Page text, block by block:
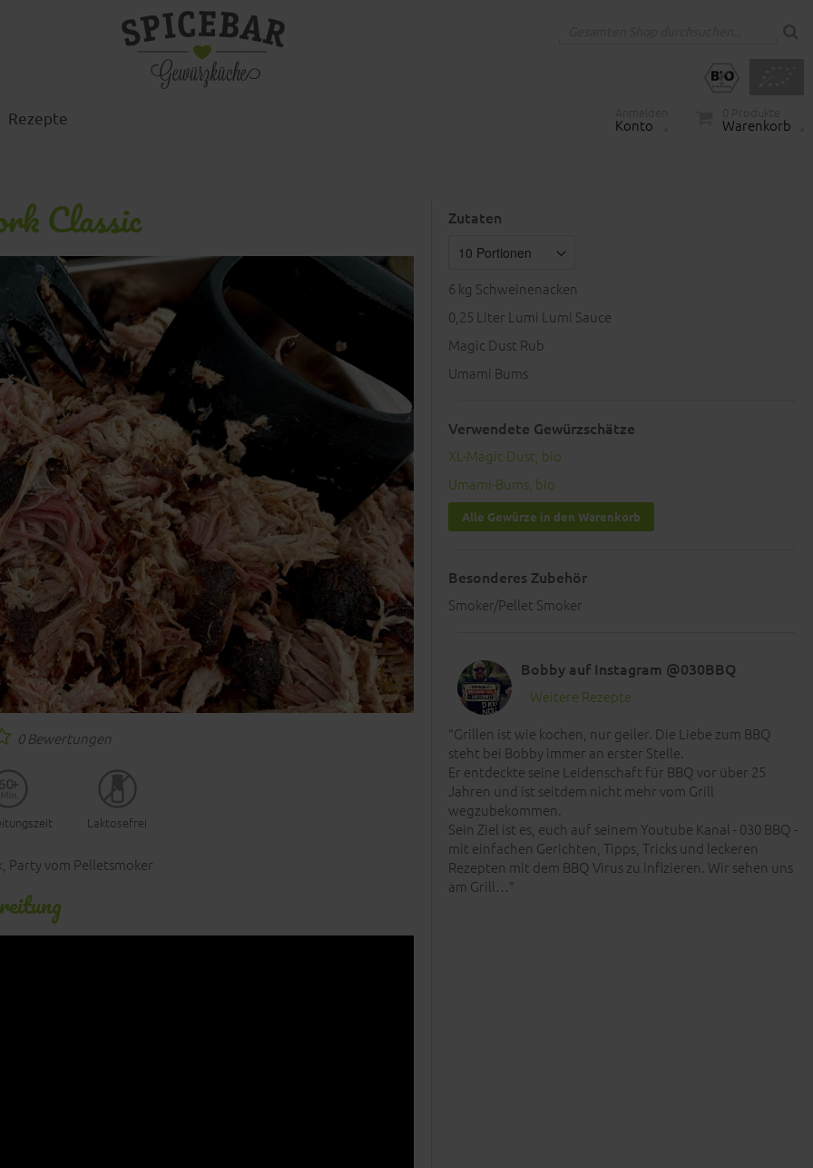
Konto Warenkorb
Rezepte
Classic
0 Bewertungen
Laktosefrei
Party vom Pelletsmoker
Zutaten
6 kg Schweinenacken
0,25 Liter Lumi Lumi Sauce
Magic Dust Rub
Umami Bums
Verwendete Gewürzschätze
XL-Magic Dust, bio
Umami-Bums, bio
Alle Gewürze in den Warenkorb
Besonderes Zubehör
Smoker/Pellet Smoker
Bobby auf Instagram @030BBQ
Weitere Rezepte
"Grillen ist wie kochen, nur geiler. Die Liebe zum BBQ
steht bei Bobby immer an erster Stelle.
Er entdeckte seine Leidenschaft für BBQ vor über 25
Jahren und ist seitdem nicht mehr vom Grill
wegzubekommen.
Sein Ziel ist es, euch auf seinem Youtube Kanal - 030 BBQ -
mit einfachen Gerichten, Tipps, Tricks und leckeren
Rezepten mit dem BBQ Virus zu infizieren. Wir sehen uns
am Grill…"